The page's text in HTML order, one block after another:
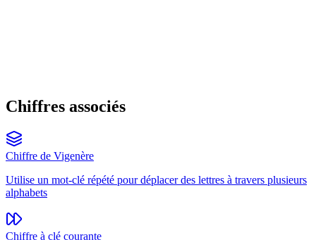
Chiffres associés
Chiffre de Vigenère
Utilise un mot-clé répété pour déplacer des lettres à travers plusieurs
alphabets
Chiffre à clé courante